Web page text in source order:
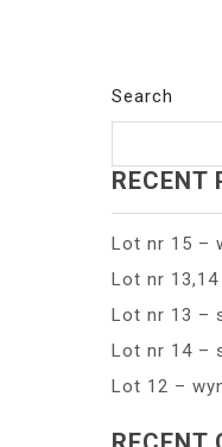
Search
RECENT
Lot nr 15 –
Lot nr
Lot nr 13 –
Lot nr 14 –
Lot 12 –